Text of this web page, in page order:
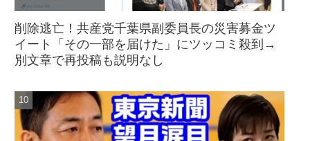
削除逃亡！共産党千葉県副委員長の災害募金ツ
イート「その一部を届けた」にツッコミ殺到→
別文章で再投稿も説明なし